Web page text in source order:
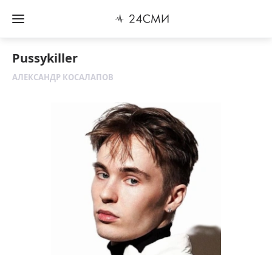
Pussykiller
АЛЕКСАНДР КОСАЛАПОВ